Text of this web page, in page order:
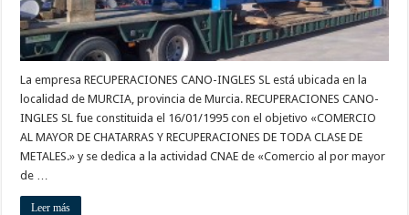
La empresa RECUPERACIONES CANO-INGLES SL está ubicada en la
localidad de MURCIA, provincia de Murcia. RECUPERACIONES CANO-
INGLES SL fue constituida el 16/01/1995 con el objetivo «COMERCIO
AL MAYOR DE CHATARRAS Y RECUPERACIONES DE TODA CLASE DE
METALES.» y se dedica a la actividad CNAE de «Comercio al por mayor
de …
Leer más